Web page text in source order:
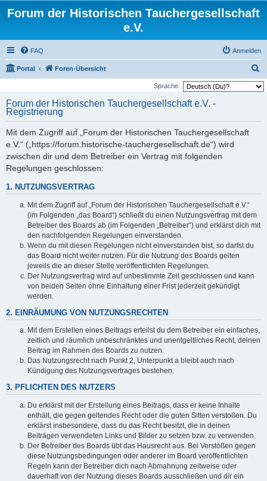
Forum der Historischen Tauchergesellschaft
e.V.
FAQ Anmelden
Portal Foren-Übersicht
u
Sprache:
Forum der Historischen Tauchergesellschaft e.V. -
Registrierung
Mit dem Zugriff auf „Forum der Historischen Tauchergesellschaft
e.V.“ („https://forum.historische-tauchergesellschaft.de“) wird
zwischen dir und dem Betreiber ein Vertrag mit folgenden
Regelungen geschlossen:
1. NUTZUNGSVERTRAG
Mit dem Zugriff auf „Forum der Historischen Tauchergesellschaft e.V.“
(im Folgenden „das Board“) schließt du einen Nutzungsvertrag mit dem
Betreiber des Boards ab (im Folgenden „Betreiber“) und erklärst dich mit
den nachfolgenden Regelungen einverstanden.
Wenn du mit diesen Regelungen nicht einverstanden bist, so darfst du
das Board nicht weiter nutzen. Für die Nutzung des Boards gelten
jeweils die an dieser Stelle veröffentlichten Regelungen.
Der Nutzungsvertrag wird auf unbestimmte Zeit geschlossen und kann
von beiden Seiten ohne Einhaltung einer Frist jederzeit gekündigt
werden.
2. EINRÄUMUNG VON NUTZUNGSRECHTEN
Mit dem Erstellen eines Beitrags erteilst du dem Betreiber ein einfaches,
zeitlich und räumlich unbeschränktes und unentgeltliches Recht, deinen
Beitrag im Rahmen des Boards zu nutzen.
Das Nutzungsrecht nach Punkt 2, Unterpunkt a bleibt auch nach
Kündigung des Nutzungsvertrages bestehen.
3. PFLICHTEN DES NUTZERS
Du erklärst mit der Erstellung eines Beitrags, dass er keine Inhalte
enthält, die gegen geltendes Recht oder die guten Sitten verstoßen. Du
erklärst insbesondere, dass du das Recht besitzt, die in deinen
Beiträgen verwendeten Links und Bilder zu setzen bzw. zu verwenden.
Der Betreiber des Boards übt das Hausrecht aus. Bei Verstößen gegen
diese Nutzungsbedingungen oder anderer im Board veröffentlichten
Regeln kann der Betreiber dich nach Abmahnung zeitweise oder
dauerhaft von der Nutzung dieses Boards ausschließen und dir ein